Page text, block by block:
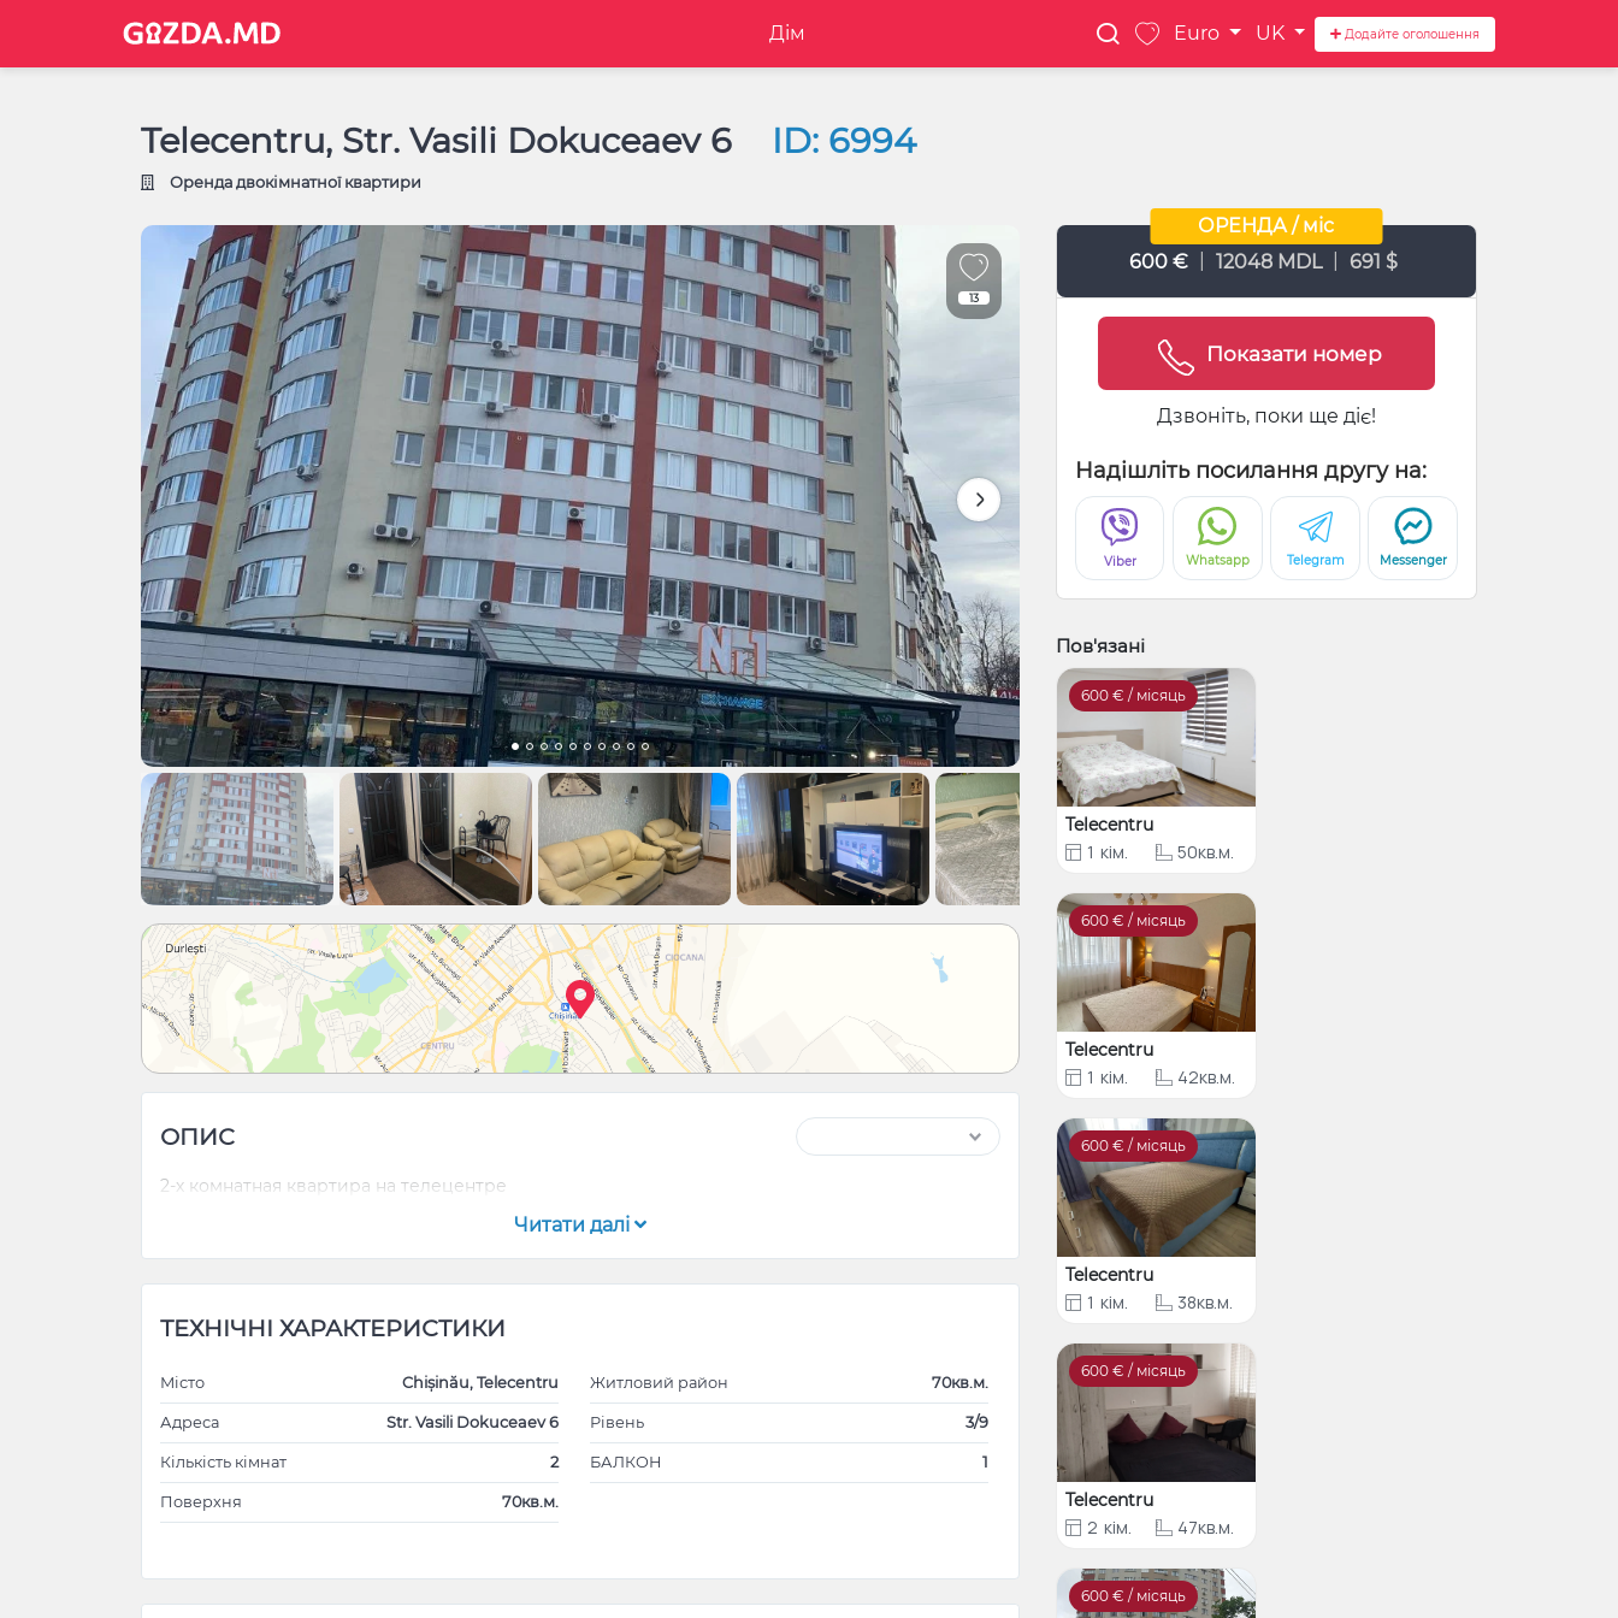
Дім Euro UK Додайте оголошення
Telecentru, Str. Vasili Dokuceaev 6 ID: 6994
Оренда двокімнатної квартири
13
ОПИС
2-х комнатная квартира на телецентре
Читати далі
ТЕХНІЧНІ ХАРАКТЕРИСТИКИ
Місто Chișinău, Telecentru
Адреса Str. Vasili Dokuceaev 6
Кількість кімнат 2
Поверхня 70кв.м.
Житловий район 70кв.м.
Рівень 3/9
БАЛКОН 1
ОРЕНДА / міс
600 €
12048 MDL 691 $
Показати номер
Дзвоніть, поки ще діє!
Надішліть посилання другу на:
Viber Whatsapp Telegram Messenger
Пов'язані
600 € / місяць
Telecentru
1 кім. 50кв.м.
600 € / місяць
Telecentru
1 кім. 42кв.м.
600 € / місяць
Telecentru
1 кім. 38кв.м.
600 € / місяць
Telecentru
2 кім. 47кв.м.
600 € / місяць